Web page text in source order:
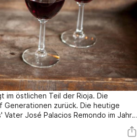
im östlichen Teil der Rioja. Die
zurück. Die heutige
Vater José Palacios Remondo im Jahre
Remondo und führte das